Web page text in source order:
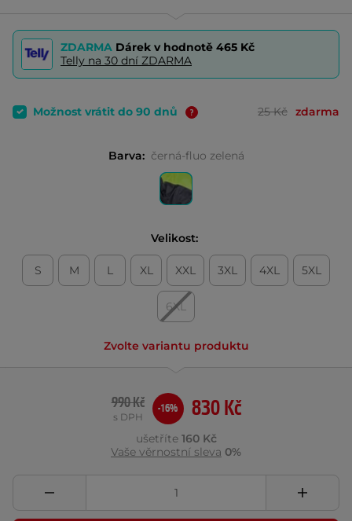
ZDARMA Dárek v hodnotě 465 Kč
Telly na 30 dní ZDARMA
Možnost vrátit do 90 dnů 25 Kč zdarma
Barva: černá-fluo zelená
Velikost:
S M L XL XXL 3XL 4XL 5XL
6XL
Zvolte variantu produktu
830 Kč
990 Kč
s DPH
-16%
ušetříte 160 Kč
Vaše věrnostní sleva 0%